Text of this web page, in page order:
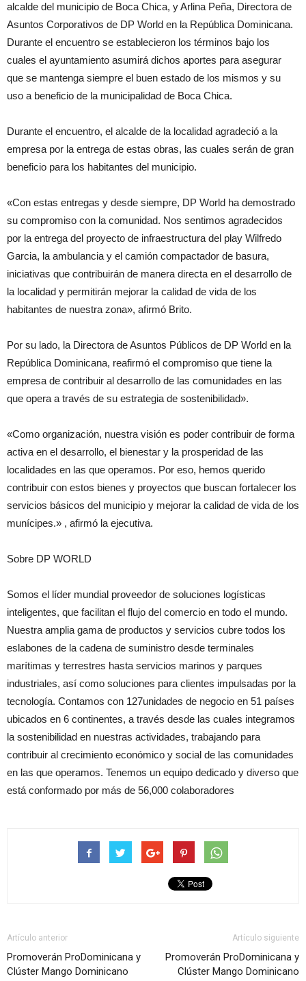
alcalde del municipio de Boca Chica, y Arlina Peña, Directora de
Asuntos Corporativos de DP World en la República Dominicana.
Durante el encuentro se establecieron los términos bajo los
cuales el ayuntamiento asumirá dichos aportes para asegurar
que se mantenga siempre el buen estado de los mismos y su
uso a beneficio de la municipalidad de Boca Chica.
Durante el encuentro, el alcalde de la localidad agradeció a la
empresa por la entrega de estas obras, las cuales serán de gran
beneficio para los habitantes del municipio.
«Con estas entregas y desde siempre, DP World ha demostrado
su compromiso con la comunidad. Nos sentimos agradecidos
por la entrega del proyecto de infraestructura del play Wilfredo
Garcia, la ambulancia y el camión compactador de basura,
iniciativas que contribuirán de manera directa en el desarrollo de
la localidad y permitirán mejorar la calidad de vida de los
habitantes de nuestra zona», afirmó Brito.
Por su lado, la Directora de Asuntos Públicos de DP World en la
República Dominicana, reafirmó el compromiso que tiene la
empresa de contribuir al desarrollo de las comunidades en las
que opera a través de su estrategia de sostenibilidad».
«Como organización, nuestra visión es poder contribuir de forma
activa en el desarrollo, el bienestar y la prosperidad de las
localidades en las que operamos. Por eso, hemos querido
contribuir con estos bienes y proyectos que buscan fortalecer los
servicios básicos del municipio y mejorar la calidad de vida de los
munícipes.» , afirmó la ejecutiva.
Sobre DP WORLD
Somos el líder mundial proveedor de soluciones logísticas
inteligentes, que facilitan el flujo del comercio en todo el mundo.
Nuestra amplia gama de productos y servicios cubre todos los
eslabones de la cadena de suministro desde terminales
marítimas y terrestres hasta servicios marinos y parques
industriales, así como soluciones para clientes impulsadas por la
tecnología. Contamos con 127unidades de negocio en 51 países
ubicados en 6 continentes, a través desde las cuales integramos
la sostenibilidad en nuestras actividades, trabajando para
contribuir al crecimiento económico y social de las comunidades
en las que operamos. Tenemos un equipo dedicado y diverso que
está conformado por más de 56,000 colaboradores
Artículo anterior
Promoverán ProDominicana y
Clúster Mango Dominicano
Artículo siguiente
Promoverán ProDominicana y
Clúster Mango Dominicano